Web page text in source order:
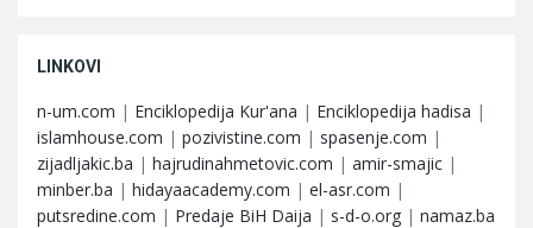
LINKOVI
n-um.com | Enciklopedija Kur'ana | Enciklopedija hadisa |
islamhouse.com | pozivistine.com | spasenje.com |
zijadljakic.ba | hajrudinahmetovic.com | amir-smajic |
minber.ba | hidayaacademy.com | el-asr.com |
putsredine.com | Predaje BiH Daija | s-d-o.org | namaz.ba